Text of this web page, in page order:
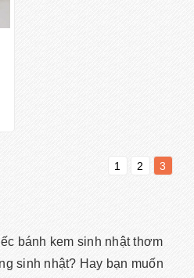
1 2 3
bánh kem sinh nhật thơm
sinh nhật? Hay bạn muốn